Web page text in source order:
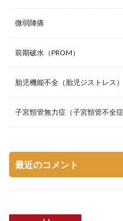
微弱陣痛
前期破水（PROM）
胎児機能不全（胎児ジストレス）
子宮頸管無力症（子宮頸管不全症
最近のコメント